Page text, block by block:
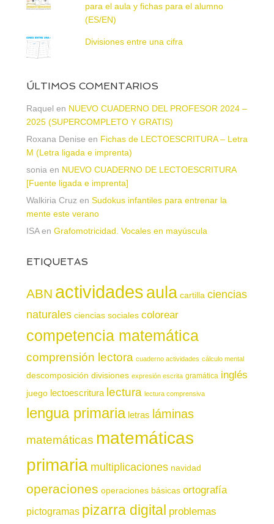
para el aula y fichas para el alumno
(ES/EN)
Divisiones entre una cifra
ÚLTIMOS COMENTARIOS
Raquel en NUEVO CUADERNO DEL PROFESOR 2024 –
2025 (SUPERCOMPLETO Y GRATIS)
Roxana Denise en Fichas de LECTOESCRITURA – Letra
M (Letra ligada e imprenta)
sonia en NUEVO CUADERNO DE LECTOESCRITURA
[Fuente ligada e imprenta]
Walkiria Cruz en Sudokus infantiles para entrenar la
mente este verano
ISAen Grafomotricidad. Vocales en mayúscula
ETIQUETAS
ABN actividadesaula cartilla ciencias
naturales ciencias sociales colorear
competencia matemática
comprensión lectora cuaderno actividades cálculo mental
descomposición divisiones expresión escrita gramática inglés
juego lectoescritura lectura lectura comprensiva
lengua primaria letras láminas
matemáticas matemáticas
primaria multiplicaciones navidad
operaciones operaciones básicas ortografía
pictogramas pizarra digital problemas